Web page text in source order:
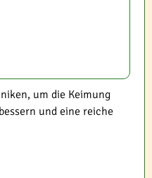
um die Keimung
und eine reiche